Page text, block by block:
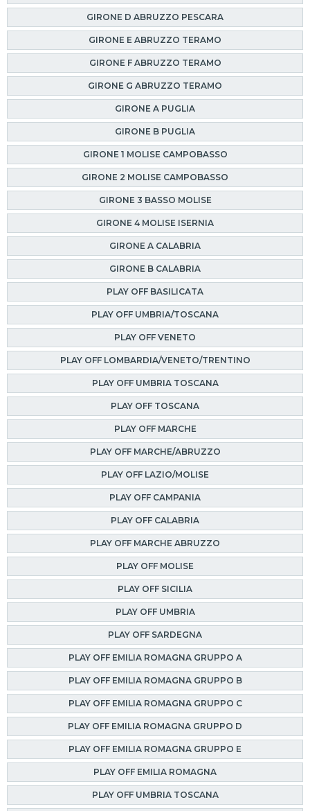
GIRONE D ABRUZZO PESCARA
GIRONE E ABRUZZO TERAMO
GIRONE F ABRUZZO TERAMO
GIRONE G ABRUZZO TERAMO
GIRONE A PUGLIA
GIRONE B PUGLIA
GIRONE 1 MOLISE CAMPOBASSO
GIRONE 2 MOLISE CAMPOBASSO
GIRONE 3 BASSO MOLISE
GIRONE 4 MOLISE ISERNIA
GIRONE A CALABRIA
GIRONE B CALABRIA
PLAY OFF BASILICATA
PLAY OFF UMBRIA/TOSCANA
PLAY OFF VENETO
PLAY OFF LOMBARDIA/VENETO/TRENTINO
PLAY OFF UMBRIA TOSCANA
PLAY OFF TOSCANA
PLAY OFF MARCHE
PLAY OFF MARCHE/ABRUZZO
PLAY OFF LAZIO/MOLISE
PLAY OFF CAMPANIA
PLAY OFF CALABRIA
PLAY OFF MARCHE ABRUZZO
PLAY OFF MOLISE
PLAY OFF SICILIA
PLAY OFF UMBRIA
PLAY OFF SARDEGNA
PLAY OFF EMILIA ROMAGNA GRUPPO A
PLAY OFF EMILIA ROMAGNA GRUPPO B
PLAY OFF EMILIA ROMAGNA GRUPPO C
PLAY OFF EMILIA ROMAGNA GRUPPO D
PLAY OFF EMILIA ROMAGNA GRUPPO E
PLAY OFF EMILIA ROMAGNA
PLAY OFF UMBRIA TOSCANA